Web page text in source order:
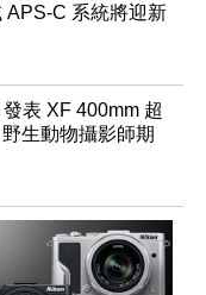
APS-C 系統將迎新
表 XF 400mm 超
生動物攝影師期